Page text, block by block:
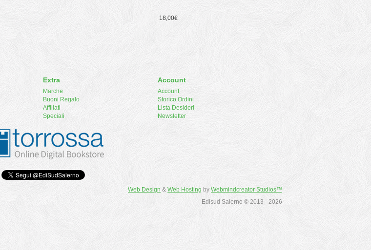
18,00€
Extra
Marche
Buoni Regalo
Affiliati
Speciali
Account
Account
Storico Ordini
Lista Desideri
Newsletter
Web Design & Web Hosting by Webmindcreator Studios™
Edisud Salerno © 2013 - 2026